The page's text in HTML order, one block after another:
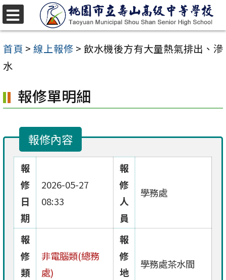
跳
至
主
要
容
區
首頁 >線上報修 > 飲水機後方有大量熱氣排出、滲
水
報修單明細
報修內容
報
修
日
期
2026-05-27
08:33
報
修
人
員
學務處
報
修
類
非電腦類(總務
處)
報
修
地
學務處茶水間
選
單